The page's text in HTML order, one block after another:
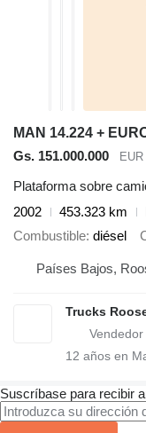
MAN 14.224 +
Gs. 151.000.000
Plataforma sobre
2002
453.323 km
Combustible diésel
Países Bajos,
Trucks
12 años en
Suscríbase para recibir